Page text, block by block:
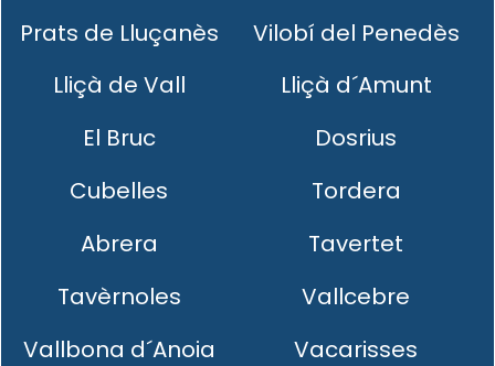
Prats de Lluçanès
Vilobí del Penedès
Lliçà de Vall
Lliçà d´Amunt
El Bruc
Dosrius
Cubelles
Tordera
Abrera
Tavertet
Tavèrnoles
Vallcebre
Vallbona d´Anoia
Vacarisses